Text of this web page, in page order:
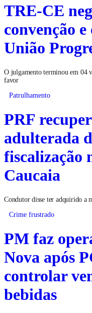
TRE-CE
convenção
União
O julgamento terminou em 04
favor
Patrulhamento
PRF
adulterada
fiscalização
Caucaia
Condutor disse ter adquirido a
Crime frustrado
PM faz
Nova após
controlar
bebidas